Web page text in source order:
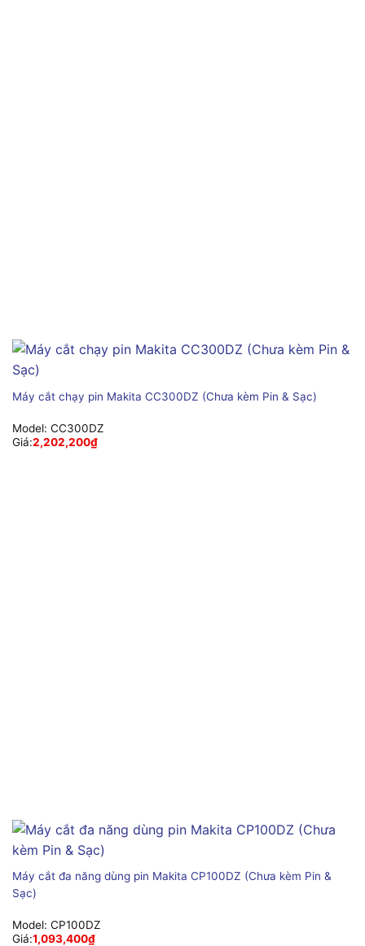
Máy cắt chạy pin Makita CC300DZ (Chưa kèm Pin & Sạc)
Model: CC300DZ
Giá:2,202,200₫
Máy cắt đa năng dùng pin Makita CP100DZ (Chưa kèm Pin &
Sạc)
Model: CP100DZ
Giá:1,093,400₫